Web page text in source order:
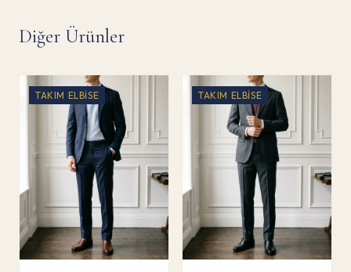
Diğer Ürünler
TAKIM ELBISE TAKIM ELBISE